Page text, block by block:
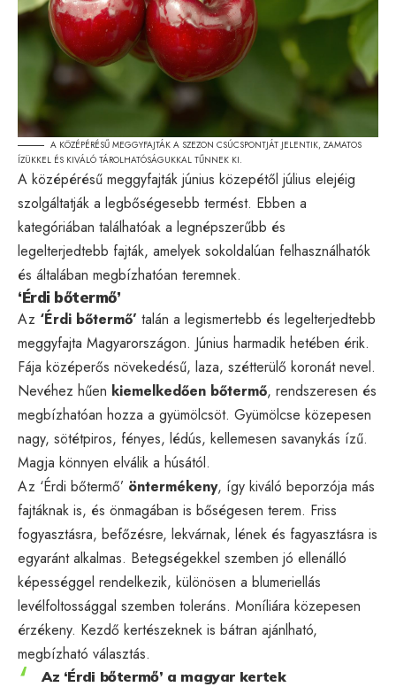
A KÖZÉPÉRÉSŰ MEGGYFAJTÁK A SZEZON CSÚCSPONTJÁT JELENTIK, ZAMATOS
ÍZÜKKEL ÉS KIVÁLÓ TÁROLHATÓSÁGUKKAL TŰNNEK KI.
A középérésű meggyfajták június közepétől július elejéig
szolgáltatják a legbőségesebb termést. Ebben a
kategóriában találhatóak a legnépszerűbb és
legelterjedtebb fajták, amelyek sokoldalúan felhasználhatók
és általában megbízhatóan teremnek.
‘Érdi bőtermő’
Az ‘Érdi bőtermő’ talán a legismertebb és legelterjedtebb
meggyfajta Magyarországon. Június harmadik hetében érik.
Fája középerős növekedésű, laza, szétterülő koronát nevel.
Nevéhez hűen kiemelkedően bőtermő, rendszeresen és
megbízhatóan hozza a gyümölcsöt. Gyümölcse közepesen
nagy, sötétpiros, fényes, lédús, kellemesen savanykás ízű.
Magja könnyen elválik a húsától.
Az ‘Érdi bőtermő’ öntermékeny, így kiváló beporzója más
fajtáknak is, és önmagában is bőségesen terem. Friss
fogyasztásra, befőzésre, lekvárnak, lének és fagyasztásra is
egyaránt alkalmas. Betegségekkel szemben jó ellenálló
képességgel rendelkezik, különösen a blumeriellás
levélfoltossággal szemben toleráns. Moníliára közepesen
érzékeny. Kezdő kertészeknek is bátran ajánlható,
megbízható választás.
Az ‘Érdi bőtermő’ a magyar kertek